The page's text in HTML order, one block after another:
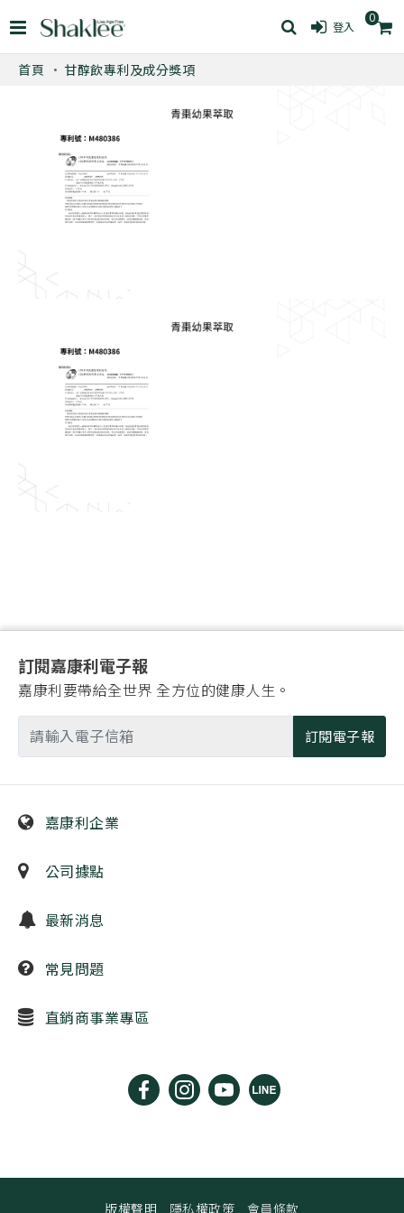
0
登入
首頁 甘醇飲專利及成分獎項
訂閱嘉康利電子報
嘉康利要帶給全世界 全方位的健康人生。
訂閱電子報
嘉康利企業
公司據點
最新消息
常見問題
直銷商事業專區
版權聲明 隱私權政策 會員條款